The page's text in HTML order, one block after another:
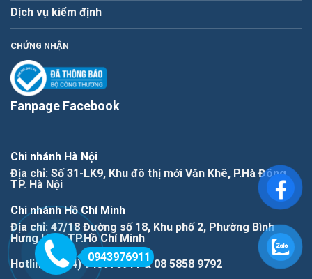
Dịch vụ kiểm định
CHỨNG NHẬN
Fanpage Facebook
Chi nhánh Hà Nội
Địa chỉ: Số 31-LK9, Khu đô thị mới Văn Khê, P.Hà Đông,
TP. Hà Nội
Chi nhánh Hồ Chí Minh
Địa chỉ: 47/18 Đường số 18, Khu phố 2, Phường Bình
Hưng Hòa, TP.Hồ Chí Minh
Hotline: (+84) 943976911 & 08 5858 9792
0943976911